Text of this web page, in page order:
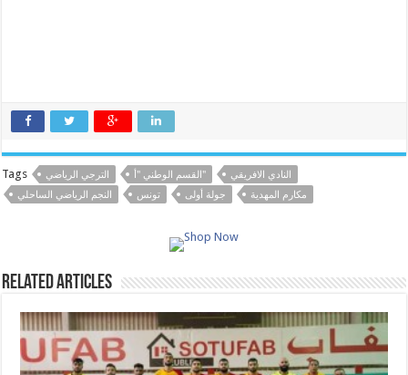
Tags الترجي الرياضي القسم الوطني "أ"
النادي الافريقي
النجم الرياضي الساحلي
تونس جولة أولى مكارم المهدية
Related Articles